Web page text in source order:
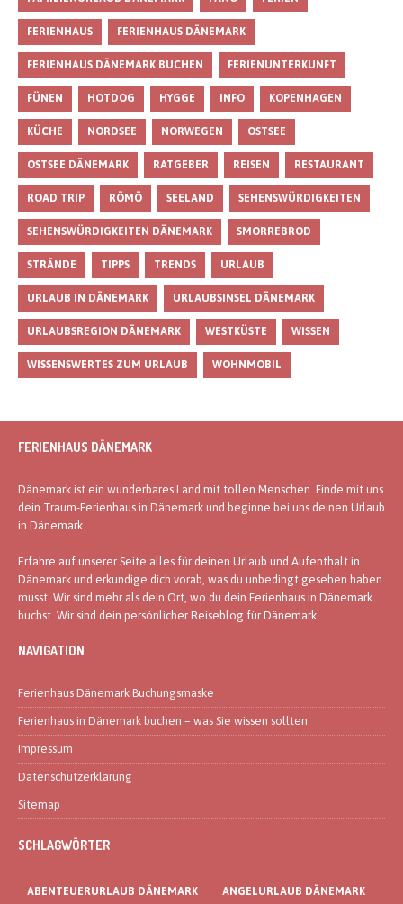
FERIENHAUS FERIENHAUS DÄNEMARK
FERIENHAUS DÄNEMARK BUCHEN FERIENUNTERKUNFT
FÜNEN HOTDOG HYGGE INFO KOPENHAGEN
KÜCHE NORDSEE NORWEGEN OSTSEE
OSTSEE DÄNEMARK RATGEBER REISEN RESTAURANT
ROAD TRIP RÖMÖ SEELAND SEHENSWÜRDIGKEITEN
SEHENSWÜRDIGKEITEN DÄNEMARK SMORREBROD
STRÄNDE TIPPS TRENDS URLAUB
URLAUB IN DÄNEMARK URLAUBSINSEL DÄNEMARK
URLAUBSREGION DÄNEMARK WESTKÜSTE WISSEN
WISSENSWERTES ZUM URLAUB WOHNMOBIL
FERIENHAUS DÄNEMARK
Dänemark ist ein wunderbares Land mit tollen Menschen. Finde mit uns
dein Traum-Ferienhaus in Dänemark und beginne bei uns deinen Urlaub
in Dänemark.
Erfahre auf unserer Seite alles für deinen Urlaub und Aufenthalt in
Dänemark und erkundige dich vorab, was du unbedingt gesehen haben
musst. Wir sind mehr als dein Ort, wo du dein Ferienhaus in Dänemark
buchst. Wir sind dein persönlicher Reiseblog für Dänemark .
NAVIGATION
Ferienhaus Dänemark Buchungsmaske
Ferienhaus in Dänemark buchen – was Sie wissen sollten
Impressum
Datenschutzerklärung
Sitemap
SCHLAGWÖRTER
ABENTEUERURLAUB DÄNEMARK ANGELURLAUB DÄNEMARK